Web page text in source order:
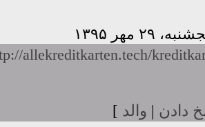
allekreditkarten.tech/
دادن | والد ]